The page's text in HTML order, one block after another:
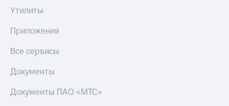
Утилиты
Приложения
Все сервисы
Документы
Документы ПАО «МТС»